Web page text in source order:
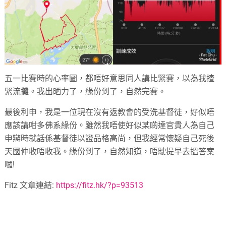
五一比賽時的心率圖，都唔好意思同人講比緊賽，以為我揸
緊流攤。我出晒力了，緣份到了，自然完賽。
最後利申，我是一位現在沒有返教會的受洗基督徒，好似唔
應該講咁多佛系緣份。雖然我唔使好似某啲達官貴人為自己
申辯時就話係基督徒以證品格高尚，但我經常懷疑自己死後
天國仲收唔收我。緣份到了，自然知道，唔駛提早去搵答案
囉!
Fitz 文章連結: https://fitz.hk/?p=93513